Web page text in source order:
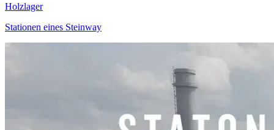
Holzlager
Stationen eines Steinway